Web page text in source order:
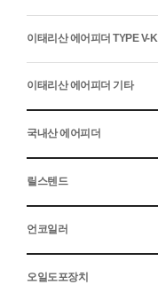
이태리산 에어피더 TYPE V-K
이태리산 에어피더 기타
국내산 에어피더
릴스텐드
언코일러
오일도포장치